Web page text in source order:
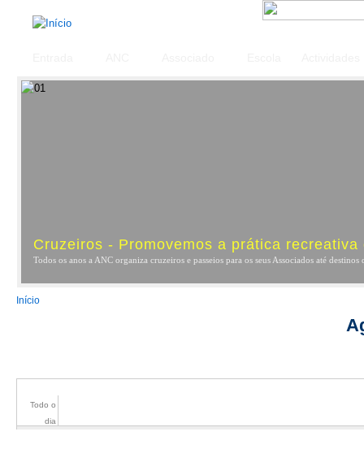
Cruzeiros - Promovemos a prática
Todos os anos a ANC organiza cruzeiros e passeios para os seus Associados até
You are here
Início
Todo o
dia